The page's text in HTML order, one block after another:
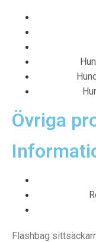
Övriga
Flashbag